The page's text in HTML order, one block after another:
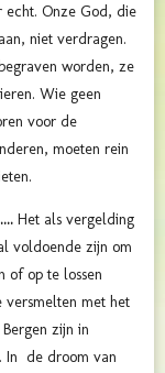
echt. Onze God, die
niet verdragen.
worden, ze
Wie geen
voor de
moeten rein
Het als vergelding
voldoende zijn om
of op te lossen
versmelten met het
zijn in
In de droom van